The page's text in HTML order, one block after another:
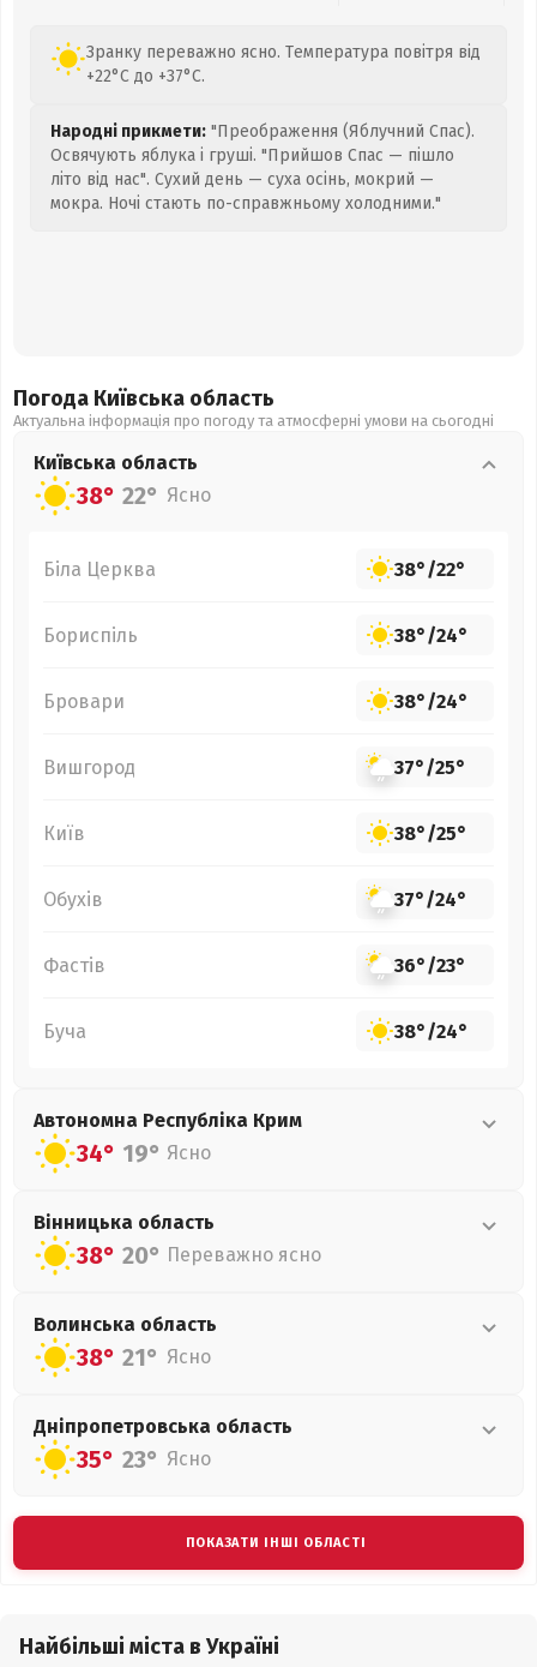
Зранку переважно ясно. Температура повітря від
+22°C до +37°C.
Народні прикмети: "Преображення (Яблучний Спас).
Освячують яблука і груші. "Прийшов Спас — пішло
літо від нас". Сухий день — суха осінь, мокрий —
мокра. Ночі стають по-справжньому холодними."
Погода Київська область
Актуальна інформація про погоду та атмосферні умови на сьогодні
Київська область
38° 22° Ясно
Біла Церква 38°/22°
Бориспіль 38°/24°
Бровари 38°/24°
Вишгород 37°/25°
Київ 38°/25°
Обухів 37°/24°
Фастів 36°/23°
Буча 38°/24°
Автономна Республіка Крим
34° 19° Ясно
Вінницька область
38° 20° Переважно ясно
Волинська область
38° 21° Ясно
Дніпропетровська область
35° 23° Ясно
ПОКАЗАТИ ІНШІ ОБЛАСТІ
Найбільші міста в Україні